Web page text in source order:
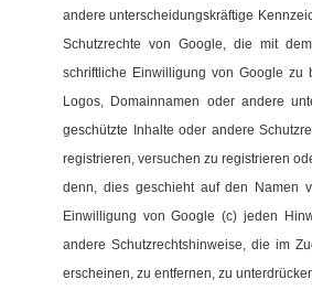
andere unterscheidungskräftige
Schutzrechte von Google, die mit
schriftliche Einwilligung von Google zu
Logos, Domainnamen oder andere
geschützte Inhalte oder andere
registrieren, versuchen zu registrieren
denn, dies geschieht auf den Namen
Einwilligung von Google (c) jeden
andere Schutzrechtshinweise, die im
erscheinen, zu entfernen, zu